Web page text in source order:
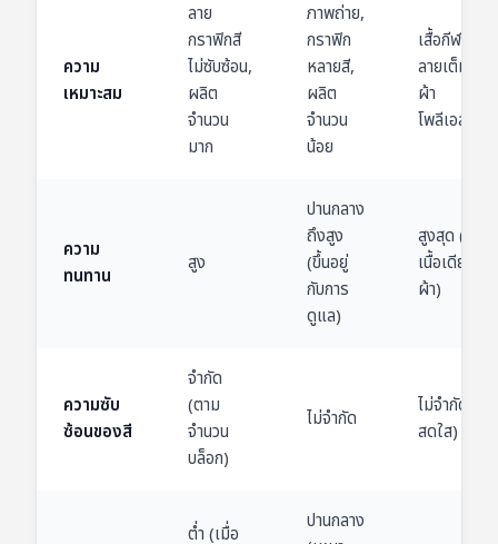
ความ
เหมาะสม
ลาย
กราฟิกสี
ไม่ซับซ้อน,
ผลิต
จำนวน
มาก
ภาพถ่าย,
กราฟิก
หลายสี,
ผลิต
จำนวน
น้อย
เสื้อกีฬา,
ลายเต็มตัว,
ผ้า
โพลีเอสเตอ
ความ
ทนทาน
สูง
ปานกลาง
ถึงสูง
(ขึ้นอยู่
กับการ
ดูแล)
สูงสุด (สีเป็น
เนื้อเดียวกับ
ผ้า)
ความซับ
ซ้อนของสี
จำกัด
(ตาม
จำนวน
บล็อก)
ไม่จำกัด
ไม่จำกัด (สี
สดใส)
ต่ำ (เมื่อ
ปานกลาง